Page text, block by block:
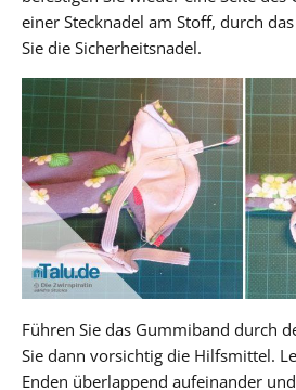
einer Stecknadel am Stoff, durch
Sie die Sicherheitsnadel.
Führen Sie das Gummiband durch
Sie dann vorsichtig die Hilfsmittel.
Enden überlappend aufeinander